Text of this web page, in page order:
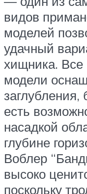
видов
моделей
удачный
хищника. Все
модели
заглубления,
есть
насадкой
глубине
Воблер
высоко
поскольку